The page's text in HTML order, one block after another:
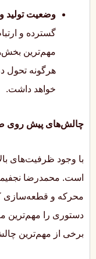
وضعیت تولید
گسترده و
مهم‌ترین
هرگونه تحول
خواهد داشت.
چالش‌های پیش روی
با وجود ظرفیت‌های
است. محمدرضا
محرکه و قطعه‌سازی
دستوری را
برخی از مهم‌ترین